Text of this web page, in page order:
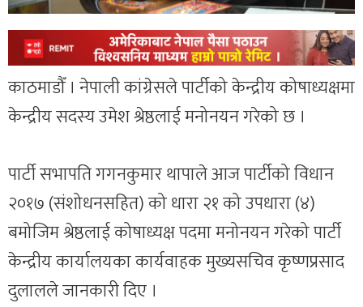
काठमाडौँ । नेपाली कांग्रेसले पार्टीको केन्द्रीय कोषाध्यक्षमा
केन्द्रीय सदस्य उमेश श्रेष्ठलाई मनोनयन गरेको छ ।
पार्टी सभापति गगनकुमार थापाले आज पार्टीको विधान
२०१७ (संशोधनसहित) को धारा २१ को उपधारा (४)
बमोजिम श्रेष्ठलाई कोषाध्यक्ष पदमा मनोनयन गरेको पार्टी
केन्द्रीय कार्यालयका कार्यवाहक मुख्यसचिव कृष्णप्रसाद
दुलालले जानकारी दिए ।